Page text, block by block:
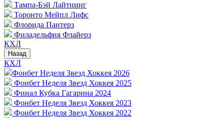
Тампа-Бэй Лайтнинг
Торонто Мейпл Лифс
Флорида Пантерз
Филадельфия Флайерз
КХЛ
Назад
КХЛ
Фонбет Неделя Звезд Хоккея 2026
Фонбет Неделя Звезд Хоккея 2025
Финал Кубка Гагарина 2024
Фонбет Неделя Звезд Хоккея 2023
Фонбет Неделя Звезд Хоккея 2022